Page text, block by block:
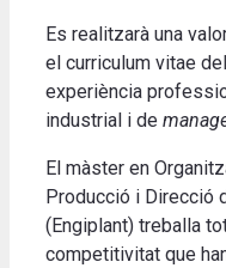
Es realitzarà una
el curriculum vitae
experiència
industrial i de
El màster en
Producció i Direcció
(Engiplant) treballa
competitivitat que